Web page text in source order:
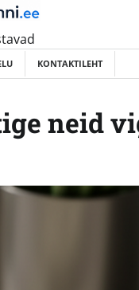
KONTAKTILEHT
neid